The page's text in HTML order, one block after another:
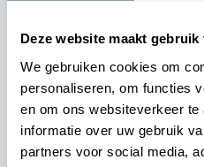
Deze website maakt gebruik
We gebruiken cookies om
personaliseren, om functies
en om ons websiteverkeer
informatie over uw gebruik
partners voor social media,
Dit zeggen onze klanten
Direct het juiste
Landal - Marianne